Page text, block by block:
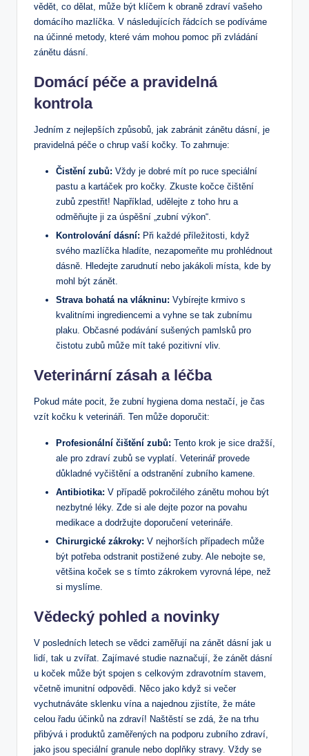
vědět, co dělat, může být klíčem k obraně zdraví vašeho
domácího mazlíčka. V následujících řádcích se podíváme
na účinné metody, které vám mohou pomoc při zvládání
zánětu dásní.
Domácí péče a pravidelná
kontrola
Jedním z nejlepších způsobů, jak zabránit zánětu dásní, je
pravidelná péče o chrup vaší kočky. To zahrnuje:
Čistění zubů: Vždy je dobré mít po ruce speciální
pastu a kartáček pro kočky. Zkuste kočce čištění
zubů zpestřit! Například, udělejte z toho hru a
odměňujte ji za úspěšní „zubní výkon“.
Kontrolování dásní: Při každé příležitosti, když
svého mazlíčka hladíte, nezapomeňte mu prohlédnout
dásně. Hledejte zarudnutí nebo jakákoli místa, kde by
mohl být zánět.
Strava bohatá na vlákninu: Vybírejte krmivo s
kvalitními ingrediencemi a vyhne se tak zubnímu
plaku. Občasné podávání sušených pamlsků pro
čistotu zubů může mít také pozitivní vliv.
Veterinární zásah a léčba
Pokud máte pocit, že zubní hygiena doma nestačí, je čas
vzít kočku k veterináři. Ten může doporučit:
Profesionální čištění zubů: Tento krok je sice dražší,
ale pro zdraví zubů se vyplatí. Veterinář provede
důkladné vyčištění a odstranění zubního kamene.
Antibiotika: V případě pokročilého zánětu mohou být
nezbytné léky. Zde si ale dejte pozor na povahu
medikace a dodržujte doporučení veterináře.
Chirurgické zákroky: V nejhorších případech může
být potřeba odstranit postižené zuby. Ale nebojte se,
většina koček se s tímto zákrokem vyrovná lépe, než
si myslíme.
Vědecký pohled a novinky
V posledních letech se vědci zaměřují na zánět dásní jak u
lidí, tak u zvířat. Zajímavé studie naznačují, že zánět dásní
u koček může být spojen s celkovým zdravotním stavem,
včetně imunitní odpovědi. Něco jako když si večer
vychutnáváte sklenku vína a najednou zjistíte, že máte
celou řadu účinků na zdraví! Naštěstí se zdá, že na trhu
přibývá i produktů zaměřených na podporu zubního zdraví,
jako jsou speciální granule nebo doplňky stravy. Vždy se